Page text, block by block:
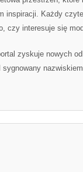
inspiracji. Każdy
czy interesuje się
zyskuje nowych